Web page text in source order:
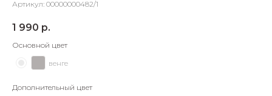
Артикул: 00000000482/1
1 990 р.
Основной цвет
венге
Дополнительный цвет
списываться
об оплате Плайтом